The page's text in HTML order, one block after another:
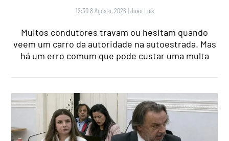
12:30 8 Agosto, 2026 |João Luís
Muitos condutores travam ou hesitam quando
veem um carro da autoridade na autoestrada. Mas
há um erro comum que pode custar uma multa